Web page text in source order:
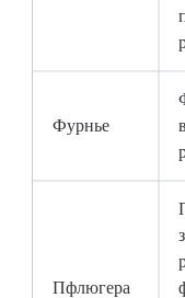
Фурнье
Пфлюгера